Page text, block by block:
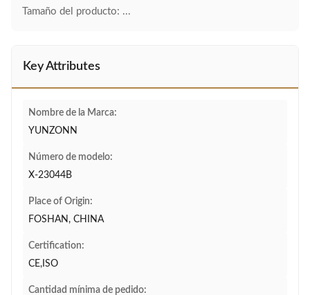
Tamaño del producto: ...
Key Attributes
Nombre de la Marca:
YUNZONN
Número de modelo:
X-23044B
Place of Origin:
FOSHAN, CHINA
Certification:
CE,ISO
Cantidad mínima de pedido: